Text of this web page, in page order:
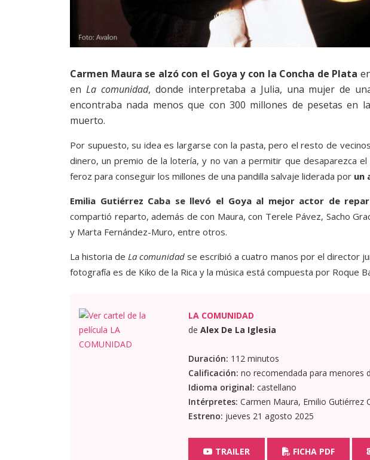
Carmen Maura se alzó con el Goya y con la Concha de Plata
en La comunidad, donde interpretaba a Julia, una mujer de
encontraba nada menos que con 300 millones de pesetas en
muerto.
Por supuesto, su idea es largarse con la pasta, pero el resto de
dinero, un premio de la lotería, y no van a permitir que desaparezca el
feroz para conseguir los millones de una pandilla salvaje liderada por un
Emilia Gutiérrez Caba se llevó el Goya al mejor actor de
compartió reparto, además de con Maura, con Terele Pávez, Sacho
y Marta Fernández-Muro, entre otros.
La historia deLa comunidad se escribió a cuatro manos por el director
fotografía es de Kiko de la Rica y la música está compuesta por Roque
LA COMUNIDAD
de Alex De La Iglesia
Duración: 112 minutos
Calificación: no recomendada para menores
Idioma original: castellano
Intérpretes: Carmen Maura, Emilio Gutiérrez
Estreno: jueves 21 agosto 2025
TRAILER FICHA PDF